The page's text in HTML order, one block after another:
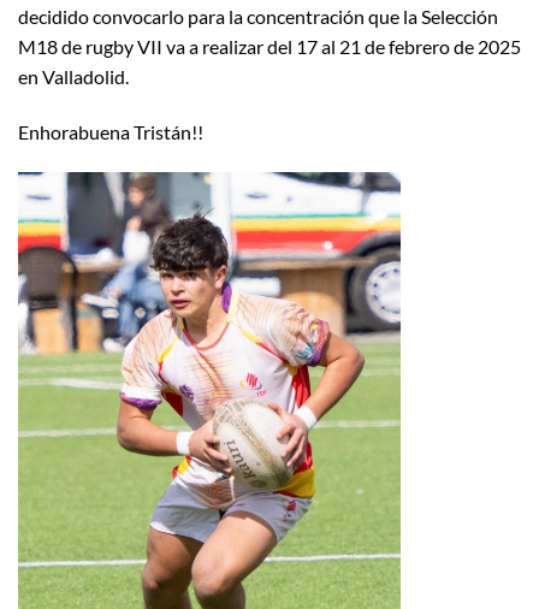
decidido convocarlo para la concentración que la Selección
M18 de rugby VII va a realizar del 17 al 21 de febrero de 2025
en Valladolid.
Enhorabuena Tristán!!